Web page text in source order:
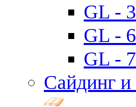
GL -
GL -
GL -
Сайдинг